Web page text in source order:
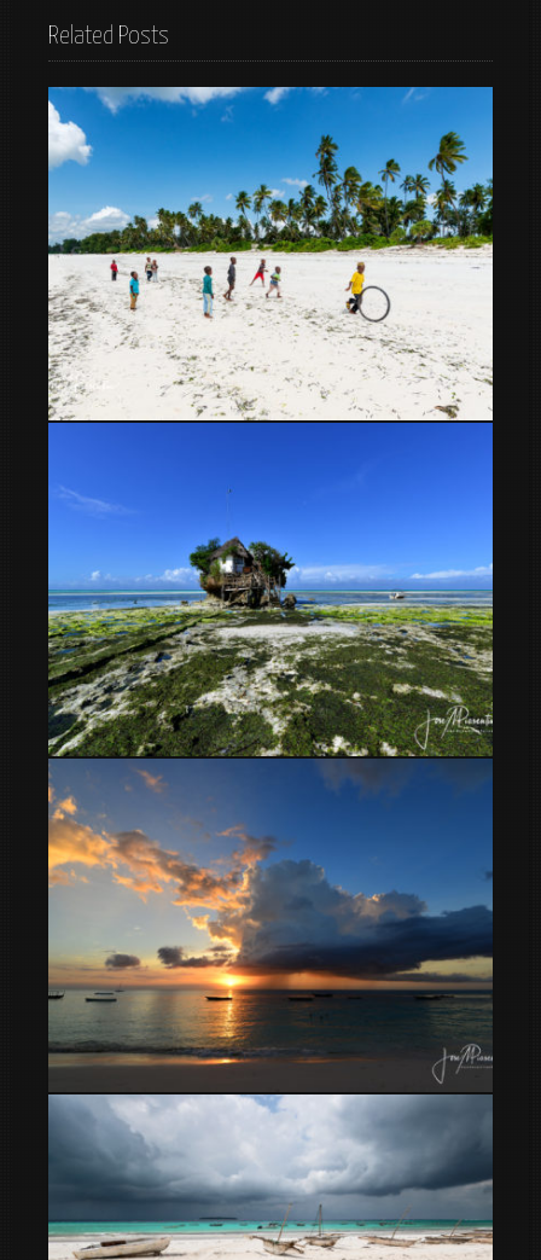
Related Posts
Pingwe Beach and the Rock Restaurant Zanzibar
Porque alojarse en Nungwi si visitas Zanzíbar